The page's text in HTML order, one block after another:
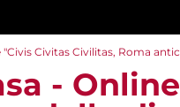
Civitas Civilitas, Roma
-